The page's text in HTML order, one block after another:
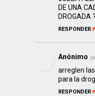
DE UNA
DROGADA
RESPONDER
Anónimo
arreglen
para la
RESPONDER